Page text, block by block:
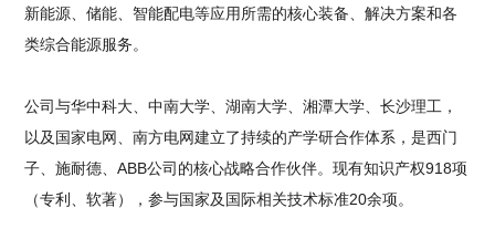
新能源、储能、智能配电等应用所需的核心装备、解决方案和各
类综合能源服务。
公司与华中科大、中南大学、湖南大学、湘潭大学、长沙理工，
以及国家电网、南方电网建立了持续的产学研合作体系，是西门
子、施耐德、ABB公司的核心战略合作伙伴。现有知识产权918项
（专利、软著），参与国家及国际相关技术标准20余项。